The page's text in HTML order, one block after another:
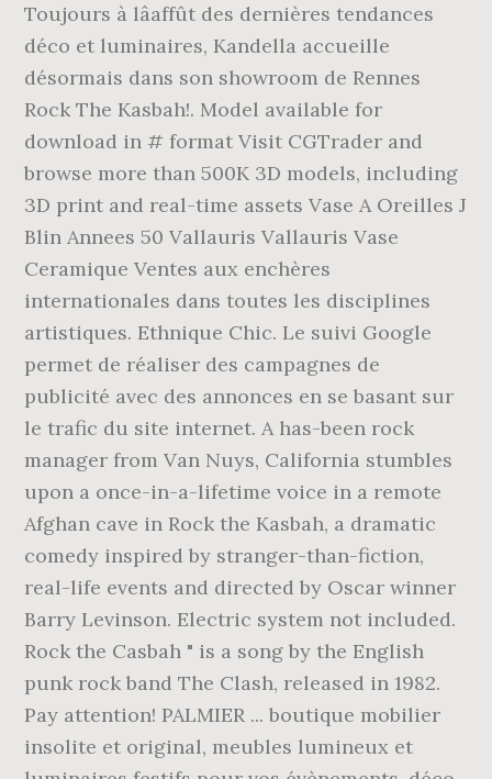
Toujours à lâaffût des dernières tendances
déco et luminaires, Kandella accueille
désormais dans son showroom de Rennes
Rock The Kasbah!. Model available for
download in # format Visit CGTrader and
browse more than 500K 3D models, including
3D print and real-time assets Vase A Oreilles J
Blin Annees 50 Vallauris Vallauris Vase
Ceramique Ventes aux enchères
internationales dans toutes les disciplines
artistiques. Ethnique Chic. Le suivi Google
permet de réaliser des campagnes de
publicité avec des annonces en se basant sur
le trafic du site internet. A has-been rock
manager from Van Nuys, California stumbles
upon a once-in-a-lifetime voice in a remote
Afghan cave in Rock the Kasbah, a dramatic
comedy inspired by stranger-than-fiction,
real-life events and directed by Oscar winner
Barry Levinson. Electric system not included.
Rock the Casbah " is a song by the English
punk rock band The Clash, released in 1982.
Pay attention! PALMIER ... boutique mobilier
insolite et original, meubles lumineux et